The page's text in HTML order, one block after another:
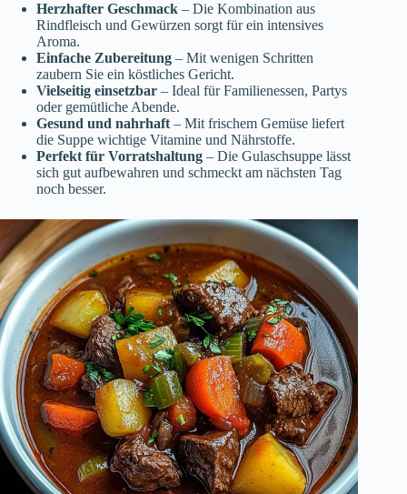
Herzhafter Geschmack – Die Kombination aus
Rindfleisch und Gewürzen sorgt für ein intensives
Aroma.
Einfache Zubereitung – Mit wenigen Schritten
zaubern Sie ein köstliches Gericht.
Vielseitig einsetzbar – Ideal für Familienessen, Partys
oder gemütliche Abende.
Gesund und nahrhaft – Mit frischem Gemüse liefert
die Suppe wichtige Vitamine und Nährstoffe.
Perfekt für Vorratshaltung – Die Gulaschsuppe lässt
sich gut aufbewahren und schmeckt am nächsten Tag
noch besser.